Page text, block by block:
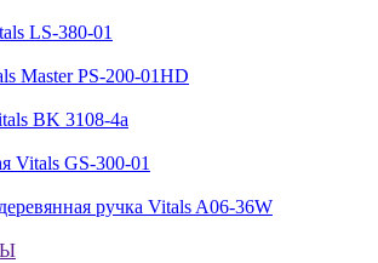
LS-380-01
Master PS-200-01HD
BK 3108-4a
Vitals GS-300-01
ручка Vitals A06-36W